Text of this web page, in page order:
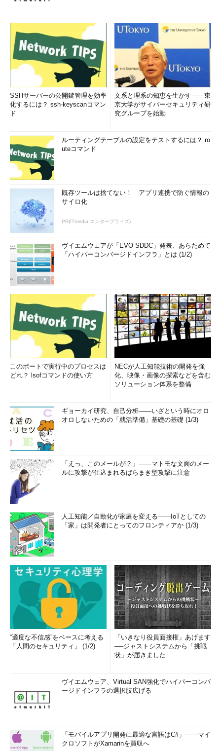
SSHサーバーの公開鍵管理を効率
化するには？ ssh-keyscanコマン
ド
文系と理系の知恵を生かす――東
京大学がサイバーセキュリティ研
究グループを始動
ルーティングテーブルの設定をテストするには？ ro
uteコマンド
既存ツールは捨てない！ アプリ連携で防ぐ情報の
サイロ化
PR(ITmedia エンタープライズ)
ヴイエムウェアが「EVO SDDC」発表、あらためて
「ハイパーコンバージドインフラ」とは (1/2)
このポートで実行中のプロセスは
どれ？ lsofコマンドの使い方
NECが人工知能技術の開発を強
化、映像・画像の探索などを含む
ソリューション体系を整備
ギョーカイ研究、自己分析――いざという時にオロ
オロしないための「就活準備」基礎の基礎 (1/3)
「えっ、このメールが？」――マトモな文面のメー
ルに攻撃が仕込まれるばらまき型攻撃に注意
人工知能／自動化が家庭を変える――IoTとしての
「家」は開発者にとってのフロンティアか (1/3)
“適度な不信感”をベースに考える
「人間のセキュリティ」 (1/2)
「いきなり役員面接権」あげます
──ジャストシステムから「挑戦
状」が届きました
ヴイエムウェア、Virtual SAN強化でハイパーコンバ
ージドインフラの選択肢広げる
「モバイルアプリ開発に最適な言語はC#」――マイ
クロソフトがXamarinを買収へ